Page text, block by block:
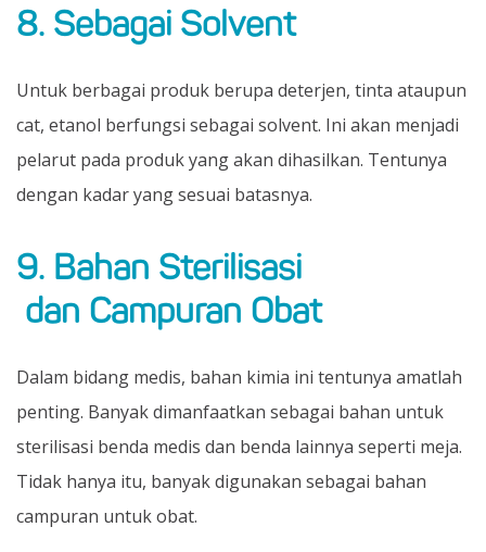
8. Sebagai Solvent
Untuk berbagai produk berupa deterjen, tinta ataupun
cat, etanol berfungsi sebagai solvent. Ini akan menjadi
pelarut pada produk yang akan dihasilkan. Tentunya
dengan kadar yang sesuai batasnya.
9. Bahan Sterilisasi
dan Campuran Obat
Dalam bidang medis, bahan kimia ini tentunya amatlah
penting. Banyak dimanfaatkan sebagai bahan untuk
sterilisasi benda medis dan benda lainnya seperti meja.
Tidak hanya itu, banyak digunakan sebagai bahan
campuran untuk obat.